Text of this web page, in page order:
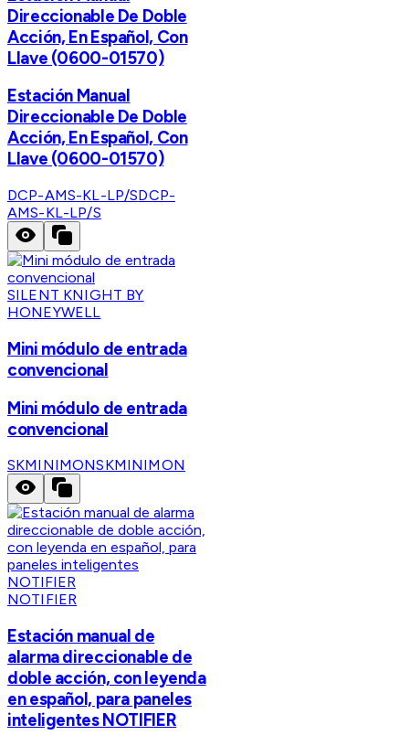
Direccionable De Doble
Acción, En Español, Con
Llave (0600-01570)
Estación Manual
Direccionable De Doble
Acción, En Español, Con
Llave (0600-01570)
DCP-AMS-KL-LP/SDCP-
AMS-KL-LP/S
SILENT KNIGHT BY
HONEYWELL
Mini módulo de entrada
convencional
Mini módulo de entrada
convencional
SKMINIMONSKMINIMON
NOTIFIER
Estación manual de
alarma direccionable de
doble acción, con leyenda
en español, para paneles
inteligentes NOTIFIER